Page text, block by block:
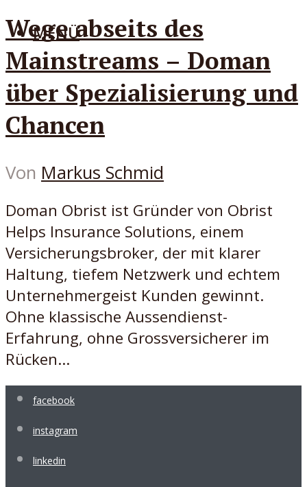
MENÜ
Wege abseits des
Mainstreams – Doman
über Spezialisierung und
Chancen
Von Markus Schmid
Doman Obrist ist Gründer von Obrist
Helps Insurance Solutions, einem
Versicherungsbroker, der mit klarer
Haltung, tiefem Netzwerk und echtem
Unternehmergeist Kunden gewinnt.
Ohne klassische Aussendienst-
Erfahrung, ohne Grossversicherer im
Rücken...
facebook
instagram
linkedin